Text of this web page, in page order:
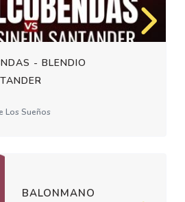
- BLENDIO
Los Sueños
BALONMANO